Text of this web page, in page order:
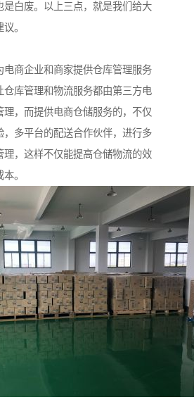
是白废。以上三点，就是我们给大
。
电商企业和商家提供仓库管理服务
仓库管理和物流服务都由第三方电
理，而提供电商仓储服务的，不仅
，多平台的配送合作伙伴，进行多
理，这样不仅能提高仓储物流的效
。